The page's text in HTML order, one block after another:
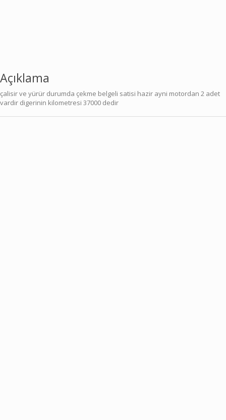
Açıklama
çalisir ve yürür durumda çekme belgeli satisi hazir ayni motordan 2 adet
vardir digerinin kilometresi 37000 dedir